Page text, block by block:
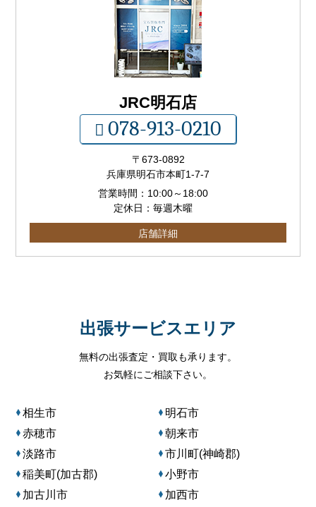
JRC明石店
078-913-0210
〒673-0892
兵庫県明石市本町1-7-7
営業時間： 10:00～ 18:00
定休日：毎週木曜
店舗詳細
出張サービスエリア
無料の出張査定・買取も承ります。
お気軽にご相談下さい。
相生市
明石市
赤穂市
朝来市
淡路市
市川町(神崎郡)
稲美町(加古郡)
小野市
加古川市
加西市